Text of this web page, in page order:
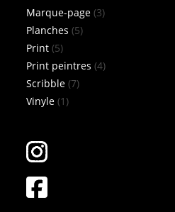
produit
Marque-page 33
Planches 55
Print 55
produits
Print peintres 44
Scribble 77
Vinyle 1 1